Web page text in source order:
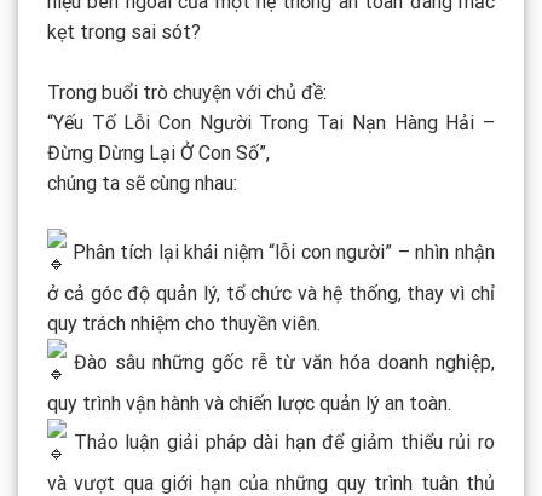
kẹt trong sai sót?
Trong buổi trò chuyện với chủ đề:
“Yếu Tố Lỗi Con Người Trong Tai Nạn Hàng Hải –
Đừng Dừng Lại Ở Con Số”,
chúng ta sẽ cùng nhau:
Phân tích lại khái niệm “lỗi con người” – nhìn nhận
ở cả góc độ quản lý, tổ chức và hệ thống, thay vì chỉ
quy trách nhiệm cho thuyền viên.
Đào sâu những gốc rễ từ văn hóa doanh nghiệp,
quy trình vận hành và chiến lược quản lý an toàn.
Thảo luận giải pháp dài hạn để giảm thiểu rủi ro
và vượt qua giới hạn của những quy trình tuân thủ